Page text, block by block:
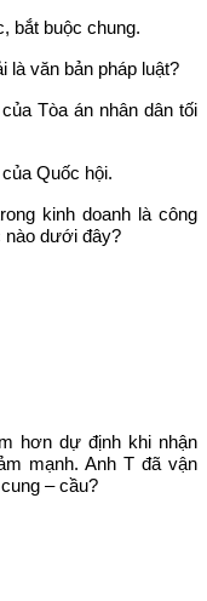
bắt buộc chung.
là văn bản pháp luật?
Tòa án nhân dân tối
Quốc hội.
kinh doanh là công
nào dưới đây?
hơn dự định khi nhận
mạnh. Anh T đã vận
– cầu?